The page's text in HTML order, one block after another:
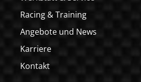
Racing & Training
Angebote und News
Karriere
Kontakt